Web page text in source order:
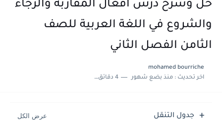
حل أسئلة الكيمياء بكالوريا علمي دورة 2026
حل وشرح درس أفعال المقاربة والرجاء
والشروع في اللغة العربية للصف
الثامن الفصل الثاني
mohamed bourriche
اخر تحديث :منذ بضع شهور 4 دقائق للقراءة
جدول التنقل